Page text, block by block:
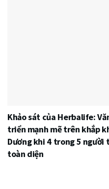
Khảo sát của Herbalife:
triển mạnh mẽ trên khắp
Dương khi 4 trong 5
toàn diện